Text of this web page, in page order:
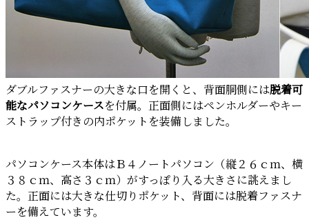
ダブルファスナーの大きな口を開くと、背面胴側には脱着可
能なパソコンケースを付属。正面側にはペンホルダーやキー
ストラップ付きの内ポケットを装備しました。
パソコンケース本体はＢ４ノートパソコン（縦２６ｃｍ、横
３８ｃｍ、高さ３ｃｍ）がすっぽり入る大きさに誂えまし
た。正面には大きな仕切りポケット、背面には脱着ファスナ
ーを備えています。